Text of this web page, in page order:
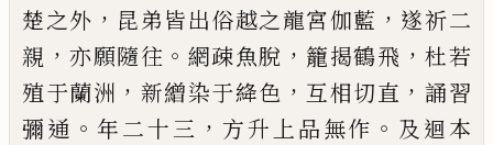
楚之外 ， 昆弟皆出俗越之龍宮伽藍 ， 遂祈二
親 ，亦願隨往 。 網疎魚脫 ， 籠揭鶴飛 ，杜若
殖于蘭洲 ， 新繒染于絳色 ， 互相切直 ，誦習
彌通 。 年二十三 ， 方升上品無作 。 及迴本